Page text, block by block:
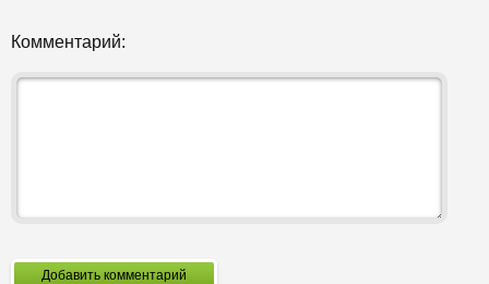
Комментарий:
Добавить комментарий